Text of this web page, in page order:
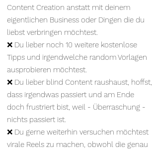
Content Creation anstatt mit deinem
eigentlichen Business oder Dingen die du
liebst verbringen möchtest.
❌ Du lieber noch 10 weitere kostenlose
Tipps und irgendwelche random Vorlagen
ausprobieren möchtest.
❌ Du lieber blind Content raushaust, hoffst,
dass irgendwas passiert und am Ende
doch frustriert bist, weil - Überraschung -
nichts passiert ist.
❌ Du gerne weiterhin versuchen möchtest
virale Reels zu machen, obwohl die genau